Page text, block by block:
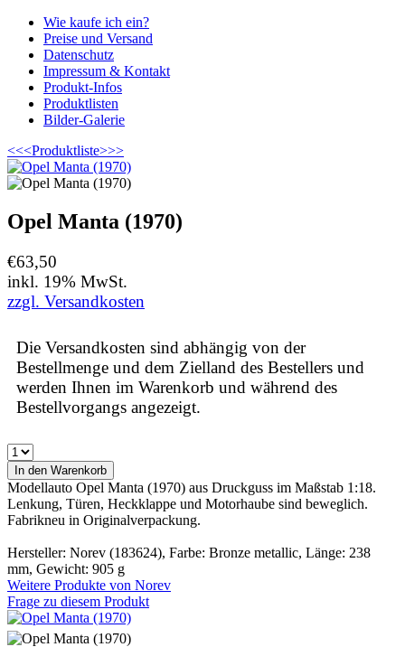
Wie kaufe ich ein?
Preise und Versand
Datenschutz
Impressum & Kontakt
Produkt-Infos
Produktlisten
Bilder-Galerie
<<<Produktliste>>>
Opel Manta (1970)
€63,50
inkl. 19% MwSt.
zzgl. Versandkosten
Die Versandkosten sind abhängig von der
Bestellmenge und dem Zielland des Bestellers und
werden Ihnen im Warenkorb und während des
Bestellvorgangs angezeigt.
Modellauto Opel Manta (1970) aus Druckguss im Maßstab 1:18.
Lenkung, Türen, Heckklappe und Motorhaube sind beweglich.
Fabrikneu in Originalverpackung.
Hersteller: Norev (183624), Farbe: Bronze metallic, Länge: 238
mm, Gewicht: 905 g
Weitere Produkte von Norev
Frage zu diesem Produkt